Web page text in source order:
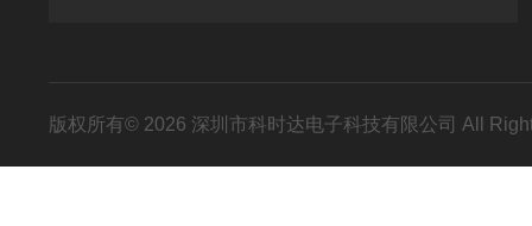
版权所有© 2026 深圳市科时达电子科技有限公司 All